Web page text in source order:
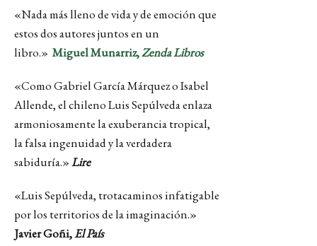
«Nada más lleno de vida y de emoción que
estos dos autores juntos en un
libro.» Miguel Munarriz,Zenda Libros
«Como Gabriel García Márquez o Isabel
Allende, el chileno Luis Sepúlveda enlaza
armoniosamente la exuberancia tropical,
la falsa ingenuidad y la verdadera
sabiduría.»Lire
«Luis Sepúlveda, trotacaminos infatigable
por los territorios de la imaginación.»
Javier Goñi,El País